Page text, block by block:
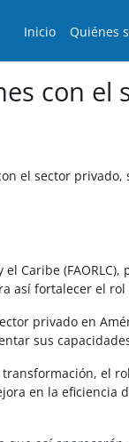
Inicio
Quiénes
con
el sector
Caribe
así fortalecer el
privado en
sus
el
en la